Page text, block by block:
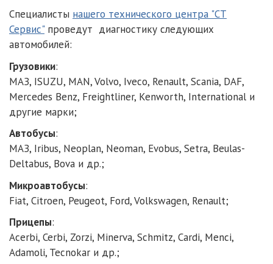
Специалисты нашего технического центра "СТ
Сервис"проведут диагностику следующих
автомобилей:
Грузовики:
МАЗ, ISUZU, MAN, Volvo, Iveco, Renault, Scania, DAF,
Mercedes Benz, Freightliner, Kenworth, International и
другие марки;
Автобусы:
МАЗ, Iribus, Neoplan, Neoman, Evobus, Setra, Beulas-
Deltabus, Bova и др.;
Микроавтобусы:
Fiat, Citroen, Peugeot, Ford, Volkswagen, Renault;
Прицепы:
Acerbi, Cerbi, Zorzi, Minerva, Schmitz, Cardi, Menci,
Adamoli, Tecnokar и др.;